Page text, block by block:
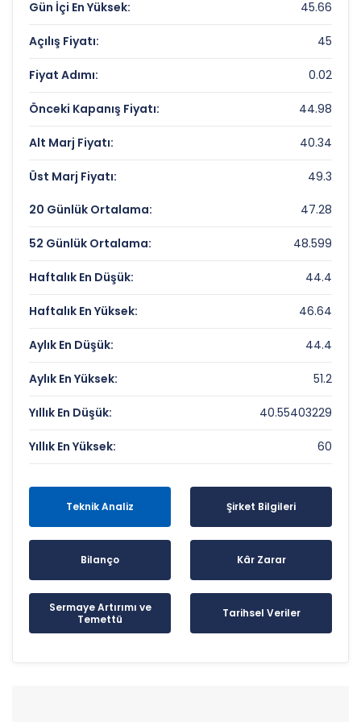
CIMSA Rekorlar ve Önemli Seviyeler
Bugün Gördüğü En Yüksek Fiyat:
Son 1 Yılın Zirvesi:
60 TL
Son 1 Yılın Dibi:
40.55403229 TL
Gün İçi En Yüksek: 45.66
Açılış Fiyatı: 45
Fiyat Adımı: 0.02
Önceki Kapanış Fiyatı: 44.98
Alt Marj Fiyatı: 40.34
Üst Marj Fiyatı: 49.3
20 Günlük Ortalama: 47.28
52 Günlük Ortalama: 48.599
Haftalık En Düşük: 44.4
Haftalık En Yüksek: 46.64
Aylık En Düşük: 44.4
Aylık En Yüksek: 51.2
Yıllık En Düşük: 40.55403229
Yıllık En Yüksek: 60
Teknik Analiz Şirket Bilgileri
Bilanço Kâr Zarar
Sermaye Artırımı ve
Temettü
Tarihsel Veriler